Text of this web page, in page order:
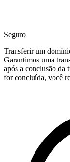
Seguro
Transferir um
Garantimos uma
após a conclusão da
for concluída, você